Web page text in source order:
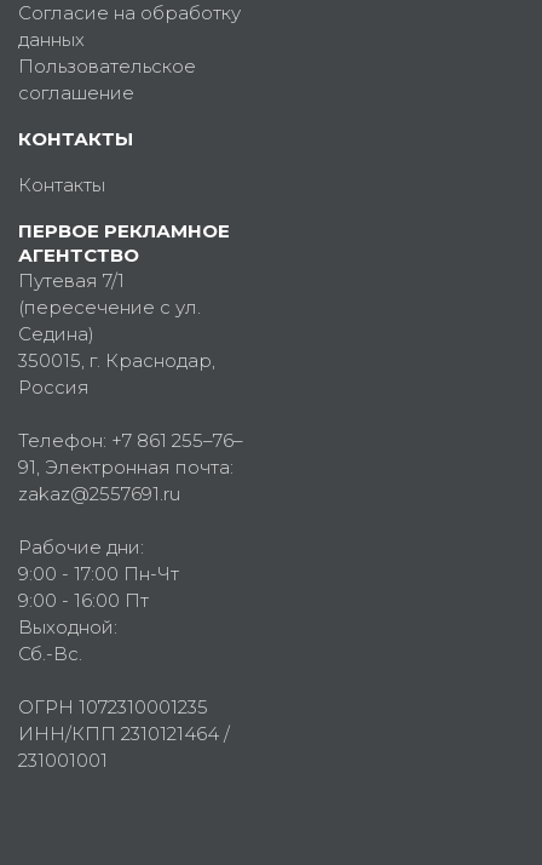
Согласие на обработку
данных
Пользовательское
соглашение
КОНТАКТЫ
Контакты
ПЕРВОЕ РЕКЛАМНОЕ
АГЕНТСТВО
Путевая 7/1
(пересечение с ул.
Седина)
350015, г. Краснодар,
Россия
Телефон: +7 861 255–76–
91, Электронная почта:
zakaz@2557691.ru
Рабочие дни:
9:00 - 17:00 Пн-Чт
9:00 - 16:00 Пт
Выходной:
Сб.-Вс.
ОГРН 1072310001235
ИНН/КПП 2310121464 /
231001001